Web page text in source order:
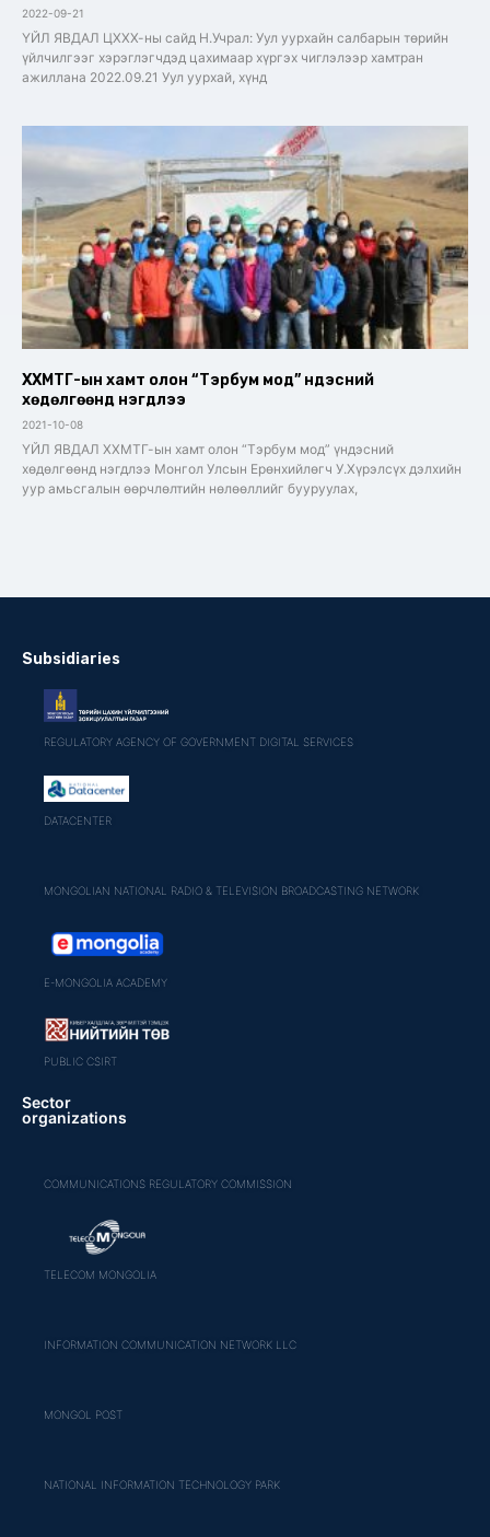
2022-09-21
ҮЙЛ ЯВДАЛ ЦХХХ-ны сайд Н.Учрал: Уул уурхайн салбарын төрийн
үйлчилгээг хэрэглэгчдэд цахимаар хүргэх чиглэлээр хамтран
ажиллана 2022.09.21 Уул уурхай, хүнд
ХХМТГ-ын хамт олон “Тэрбум мод” үндэсний
хөдөлгөөнд нэгдлээ
2021-10-08
ҮЙЛ ЯВДАЛ ХХМТГ-ын хамт олон “Тэрбум мод” үндэсний
хөдөлгөөнд нэгдлээ Монгол Улсын Ерөнхийлөгч У.Хүрэлсүх дэлхийн
уур амьсгалын өөрчлөлтийн нөлөөллийг бууруулах,
Subsidiaries
REGULATORY AGENCY OF GOVERNMENT DIGITAL SERVICES
DATACENTER
MONGOLIAN NATIONAL RADIO & TELEVISION BROADCASTING NETWORK
E-MONGOLIA ACADEMY
PUBLIC CSIRT
Sector
organizations
COMMUNICATIONS REGULATORY COMMISSION
TELECOM MONGOLIA
INFORMATION COMMUNICATION NETWORK LLC
MONGOL POST
NATIONAL INFORMATION TECHNOLOGY PARK